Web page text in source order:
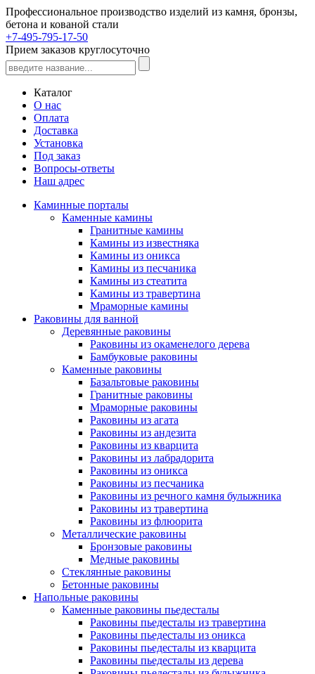
Профессиональное производство изделий из камня, бронзы,
бетона и кованой стали
+7-495-795-17-50
Прием заказов круглосуточно
Каталог
О нас
Оплата
Доставка
Установка
Под заказ
Вопросы-ответы
Наш адрес
Каминные порталы
Каменные камины
Гранитные камины
Камины из известняка
Камины из оникса
Камины из песчаника
Камины из стеатита
Камины из травертина
Мраморные камины
Раковины для ванной
Деревянные раковины
Раковины из окаменелого дерева
Бамбуковые раковины
Каменные раковины
Базальтовые раковины
Гранитные раковины
Мраморные раковины
Раковины из агата
Раковины из андезита
Раковины из кварцита
Раковины из лабрадорита
Раковины из оникса
Раковины из песчаника
Раковины из речного камня булыжника
Раковины из травертина
Раковины из флюорита
Металлические раковины
Бронзовые раковины
Медные раковины
Стеклянные раковины
Бетонные раковины
Напольные раковины
Каменные раковины пьедесталы
Раковины пьедесталы из травертина
Раковины пьедесталы из оникса
Раковины пьедесталы из кварцита
Раковины пьедесталы из дерева